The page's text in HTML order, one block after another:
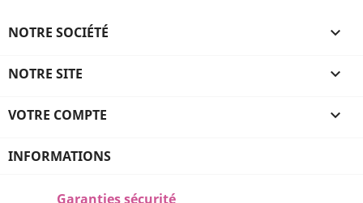
NOTRE SOCIÉTÉ 
NOTRE SITE 
VOTRE COMPTE 
INFORMATIONS
Garanties sécurité